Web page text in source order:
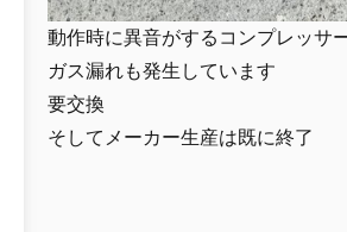
動作時に異音がするコンプレッサ
ガス漏れも発生しています
要交換
そしてメーカー生産は既に終了